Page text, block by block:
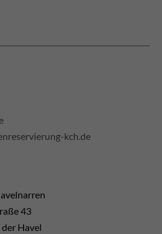
kch.de
43
Havel